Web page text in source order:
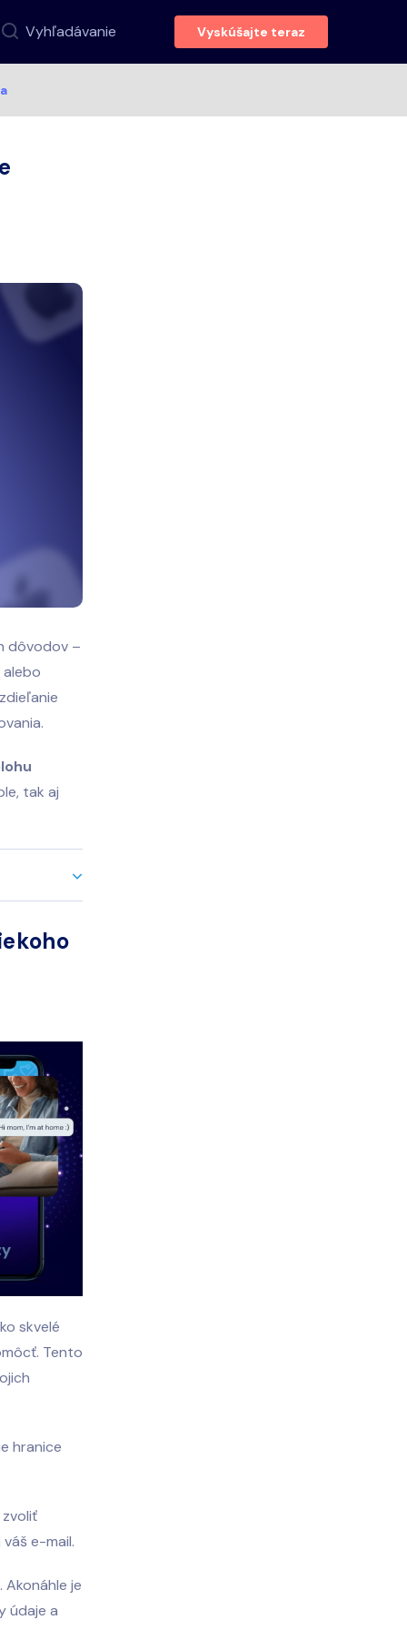
Vyhľadávanie Vyskúšajte teraz
dôvodov –
tak aj
skvelé
Tento
hranice
e-mail.
je
údaje a